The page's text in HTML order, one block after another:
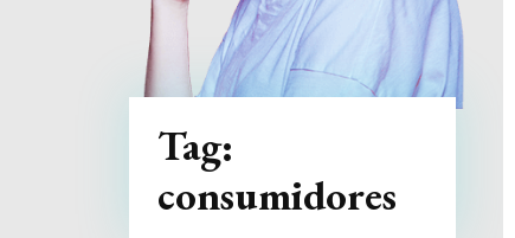
Tag:
consumidores